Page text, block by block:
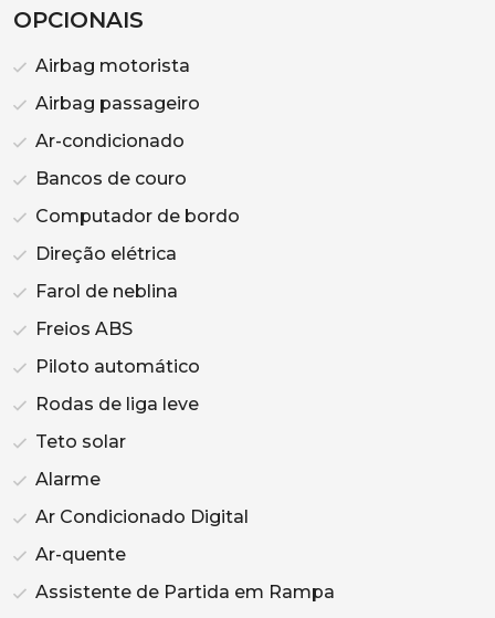
OPCIONAIS
Airbag motorista
Airbag passageiro
Ar-condicionado
Bancos de couro
Computador de bordo
Direção elétrica
Farol de neblina
Freios ABS
Piloto automático
Rodas de liga leve
Teto solar
Alarme
Ar Condicionado Digital
Ar-quente
Assistente de Partida em Rampa